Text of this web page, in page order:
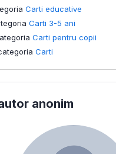
Carti educative
Carti 3-5 ani
Carti pentru copii
Carti
anonim